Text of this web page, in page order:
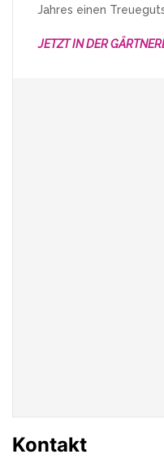
Jahres einen
JETZT IN DER
Kontakt